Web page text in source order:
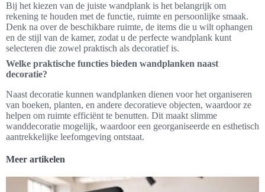
Bij het kiezen van de juiste wandplank is het belangrijk om
rekening te houden met de functie, ruimte en persoonlijke smaak.
Denk na over de beschikbare ruimte, de items die u wilt ophangen
en de stijl van de kamer, zodat u de perfecte wandplank kunt
selecteren die zowel praktisch als decoratief is.
Welke praktische functies bieden wandplanken naast
decoratie?
Naast decoratie kunnen wandplanken dienen voor het organiseren
van boeken, planten, en andere decoratieve objecten, waardoor ze
helpen om ruimte efficiënt te benutten. Dit maakt slimme
wanddecoratie mogelijk, waardoor een georganiseerde en esthetisch
aantrekkelijke leefomgeving ontstaat.
Meer artikelen